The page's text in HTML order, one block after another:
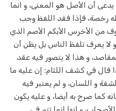
أن الأصل هو المعنى، و انما
رخصة، فإذا فقد اللفظ وجب
من الأخرس الأبكم الأصم الذي
لا يعرف تلفظ الناس بل يظن أن
و هذا لا يتصور فيه عقد
قال في كشف اللثام: إن عليه ما
و اللسان، و لم يعتبر فيه
كما صرح به أيضا، و عليه يكون